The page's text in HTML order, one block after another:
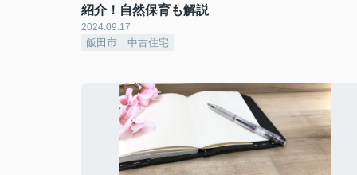
紹介！自然保育も解説
2024.09.17
飯田市 中古住宅